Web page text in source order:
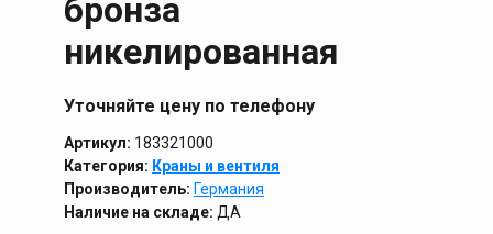
бронза
никелированная
Уточняйте цену по телефону
Артикул: 183321000
Категория: Краны и вентиля
Производитель: Германия
Наличие на складе: ДА